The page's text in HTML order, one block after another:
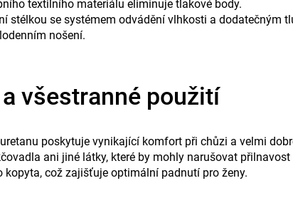
textilního materiálu eliminuje tlakové body.
stélkou se systémem odvádění vlhkosti a dodatečným
nošení.
všestranné použití
poskytuje vynikající komfort při chůzi a velmi
ani jiné látky, které by mohly narušovat přilnavost
což zajišťuje optimální padnutí pro ženy.